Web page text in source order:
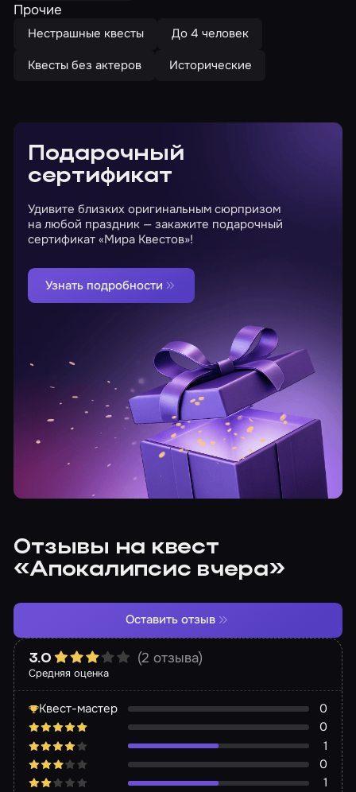
Прочие
Нестрашные квесты
До 4 человек
Квесты без актеров
Исторические
Подарочный
сертификат
Удивите близких оригинальным сюрпризом
на любой праздник — закажите подарочный
сертификат «Мира Квестов»!
Узнать подробности
Отзывы на квест
«Апокалипсис вчера»
Средняя оценка
3.0 (2 отзыва)
Квест-мастер
0
0
1
0
1
Оставить отзыв